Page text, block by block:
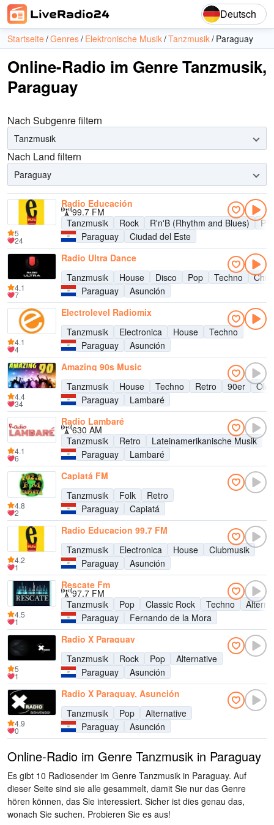
Deutsch
Startseite Genres Elektronische Musik Tanzmusik Paraguay
Online-Radio im Genre Tanzmusik,
Paraguay
Nach Subgenre filtern
Tanzmusik
Nach Land filtern
Paraguay
Radio Educación
99.7 FM
Tanzmusik
Rock R'n'B (Rhythm and Blues)
Paraguay
Ciudad del Este
5
24
Radio Ultra Dance
Tanzmusik
House Disco Pop Techno
Paraguay
Asunción
4.1
7
Electrolevel Radiomix
Tanzmusik
Electronica House
Techno
Paraguay
Asunción
4.1
4
Amazing 90s Music
Tanzmusik
House Techno Retro 90er
Paraguay
Lambaré
4.4
34
Radio Lambaré
630 AM
Tanzmusik
Retro
Lateinamerikanische Musik
Paraguay
Lambaré
4.1
6
Capiatá FM
Tanzmusik
Folk
Retro
Paraguay
Capiatá
4.8
2
Radio Educacion 99.7 FM
Tanzmusik
Electronica House
Clubmusik
Paraguay
Asunción
4.2
1
Rescate Fm
97.7 FM
Tanzmusik
Pop Classic Rock Techno
Paraguay
Fernando de la Mora
4.5
1
Radio X Paraguay
Tanzmusik
Rock Pop
Alternative
Paraguay
Asunción
5
1
Radio X Paraguay, Asunción
Tanzmusik
Pop
Alternative
Paraguay
Asunción
4.9
0
Online-Radio im Genre Tanzmusik in Paraguay
Es gibt 10 Radiosender im Genre Tanzmusik in Paraguay. Auf
dieser Seite sind sie alle gesammelt, damit Sie nur das Genre
hören können, das Sie interessiert. Sicher ist dies genau das,
wonach Sie suchen. Probieren Sie es aus!